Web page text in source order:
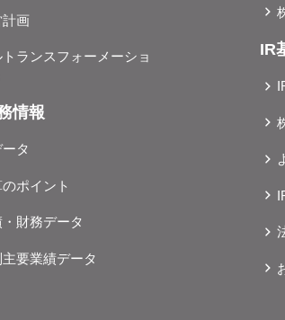
221616.com/shop/gifu/G01448/オー
4-2-1営業時間10:00～20:00※詳しい営業
本件に関するお問い合わせ先＞株式会社
ナウイルス感染症の拡大予防を最優先に
に応じた入場制限などの感染防止対策を
す。・新型コロナウイルス感染防⽌のため
ャルディスタンス等にご協⼒をいただいて
す。 <本件に関するお問い合わせ先>株式
画
ランスフォーメーショ
情報
タ
ポイント
財務データ
要業績データ
IR